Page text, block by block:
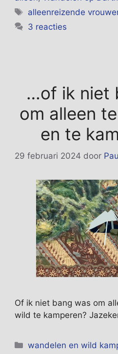
Tags
alleenreizende
3 reacties
…of ik niet
om alleen
en te
29 februari 2024 door
Of ik niet bang was om
wild te kamperen?
Categorieën
wandelen en wild